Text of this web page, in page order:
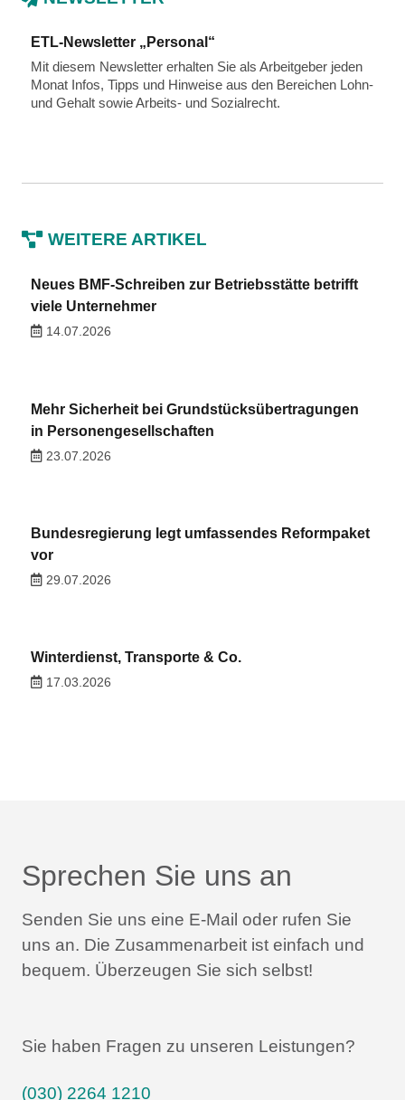
ETL-Newsletter „Personal“
Mit diesem Newsletter erhalten Sie als Arbeitgeber jeden
Monat Infos, Tipps und Hinweise aus den Bereichen Lohn-
und Gehalt sowie Arbeits- und Sozialrecht.
WEITERE ARTIKEL
Neues BMF-Schreiben zur Betriebsstätte betrifft
viele Unternehmer
14.07.2026
Mehr Sicherheit bei Grundstücksübertragungen
in Personengesellschaften
23.07.2026
Bundesregierung legt umfassendes Reformpaket
vor
29.07.2026
Winterdienst, Transporte & Co.
17.03.2026
Sprechen Sie uns an
Senden Sie uns eine E-Mail oder rufen Sie
uns an. Die Zusammenarbeit ist einfach und
bequem. Überzeugen Sie sich selbst!
Sie haben Fragen zu unseren Leistungen?
(030) 2264 1210